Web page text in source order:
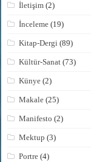
İletişim (2)
İnceleme (19)
Kitap-Dergi (89)
Kültür-Sanat (73)
Künye (2)
Makale (25)
Manifesto (2)
Mektup (3)
Portre (4)